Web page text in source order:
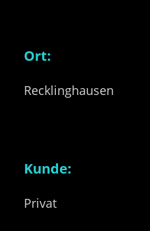
Ort:
Recklinghausen
Kunde:
Privat